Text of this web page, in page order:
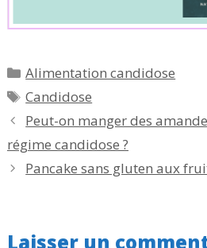
Catégories
Alimentation candidose
Étiquettes
Candidose
Peut-on manger des
régime candidose ?
Pancake sans gluten aux
Laisser un